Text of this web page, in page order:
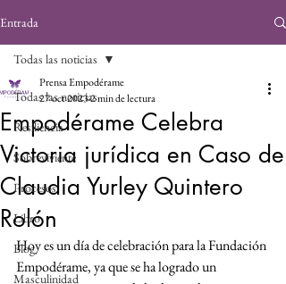
Entrada
Todas las noticias
Resiliencia
Sobreviviente
Procesos
Libro
Blog
Masculinidad
Todas las noticias
Empodérame Celebra
Victoria jurídica en Caso de
Claudia Yurley Quintero
Rolón
Prensa Empodérame
27 oct 20232 min de lectura
Hoy es un día de celebración para la Fundación
Empodérame, ya que se ha logrado un